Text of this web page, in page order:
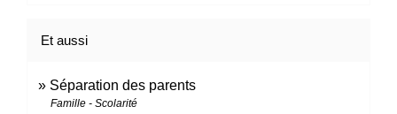
Et aussi
Séparation des parents
Famille - Scolarité